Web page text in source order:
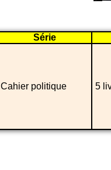
Série
Cahier politique 5